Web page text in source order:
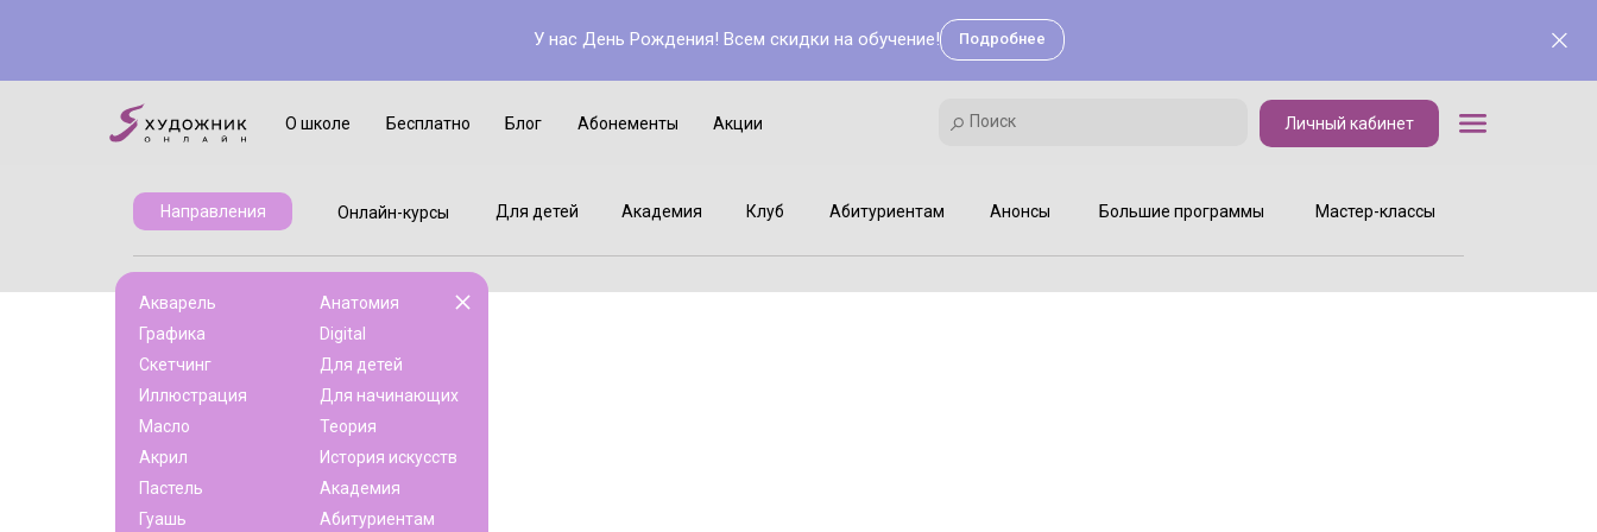
У нас День Рождения! Всем скидки на обучение! Подробнее
Блог Акции
Абонементы
О школе Бесплатно Личный кабинет
Поиск
Мастер-классы
Для детей Академия Клуб Абитуриентам Анонсы Большие программы
Онлайн-курсы
Направления
Поиск
Академия Клуб Мастер-классы
Акварель
Графика
Скетчинг
Иллюстрация
Масло
Акрил
Пастель
Гуашь
Анатомия
Digital
Для детей
Для начинающих
Теория
История искусств
Академия
Абитуриентам